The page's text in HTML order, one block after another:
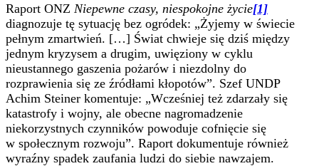
Raport ONZ Niepewne czasy, niespokojne życie[1]
diagnozuje tę sytuację bez ogródek: „Żyjemy w świecie
pełnym zmartwień. […] Świat chwieje się dziś między
jednym kryzysem a drugim, uwięziony w cyklu
nieustannego gaszenia pożarów i niezdolny do
rozprawienia się ze źródłami kłopotów”. Szef UNDP
Achim Steiner komentuje: „Wcześniej też zdarzały się
katastrofy i wojny, ale obecne nagromadzenie
niekorzystnych czynników powoduje cofnięcie się
w społecznym rozwoju”. Raport dokumentuje również
wyraźny spadek zaufania ludzi do siebie nawzajem.